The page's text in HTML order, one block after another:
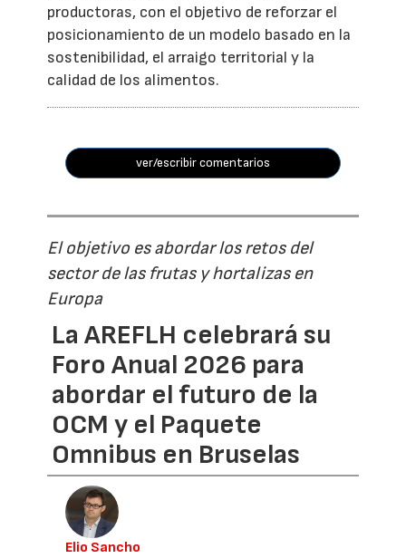
productoras, con el objetivo de reforzar el
posicionamiento de un modelo basado en la
sostenibilidad, el arraigo territorial y la
calidad de los alimentos.
ver/escribir comentarios
El objetivo es abordar los retos del
sector de las frutas y hortalizas en
Europa
La AREFLH celebrará su
Foro Anual 2026 para
abordar el futuro de la
OCM y el Paquete
Omnibus en Bruselas
Elio Sancho